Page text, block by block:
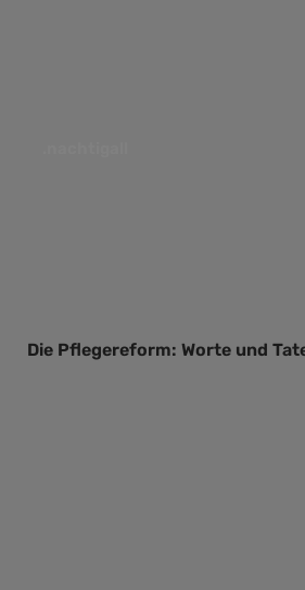
Die Pflegereform: Worte und